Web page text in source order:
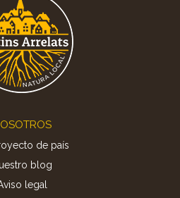
de país
blog
legal